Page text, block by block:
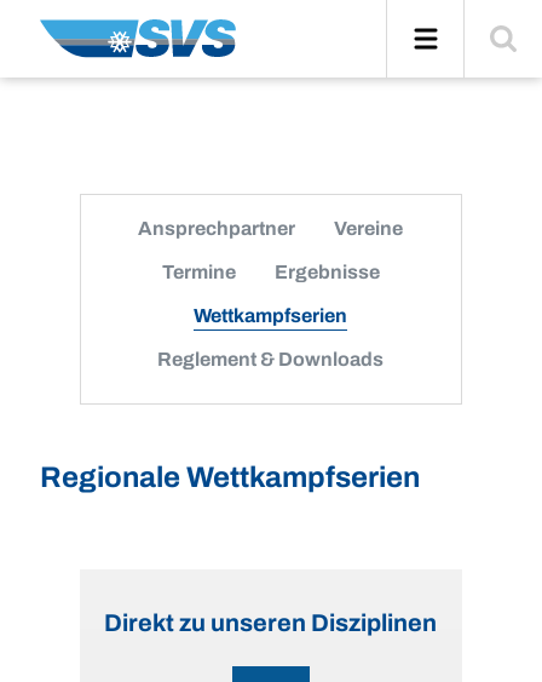
Inhalt
Ansprechpartner Vereine
Termine Ergebnisse
Wettkampfserien
Reglement & Downloads
Regionale Wettkampfserien
Direkt zu unseren Disziplinen